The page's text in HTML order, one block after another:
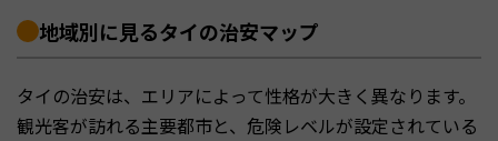
地域別に見るタイの治安マップ
タイの治安は、エリアによって性格が大きく異なります。
観光客が訪れる主要都市と、危険レベルが設定されている